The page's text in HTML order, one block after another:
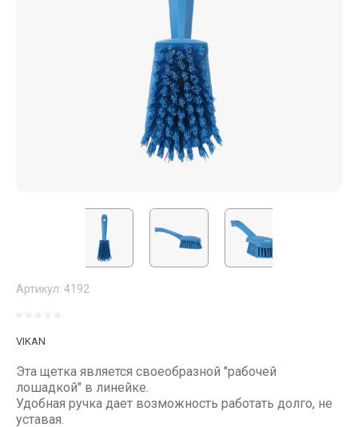
Артикул: 4192
VIKAN
Эта щетка является своеобразной "pабочей
лошадкой" в линейке.
Удобная ручка дает возможность работать долго, не
уставая.